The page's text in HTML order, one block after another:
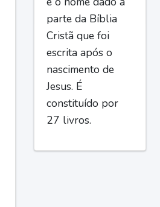
parte da Bíblia
Cristã que foi
escrita após o
nascimento de
Jesus. É
constituído por
27 livros.